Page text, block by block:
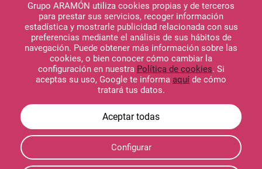
Grupo ARAMÓN utiliza cookies propias y de terceros
para prestar sus servicios, recoger información
estadística y mostrarle publicidad relacionada con sus
preferencias mediante el análisis de sus hábitos de
navegación. Puede obtener más información sobre las
cookies, o bien conocer cómo cambiar la
configuración en nuestra Política de cookies. Si
aceptas su uso, Google te informa aquí de cómo
tratará tus datos.
Configurar
Descargar en
App Store
Descargar en
Google Play